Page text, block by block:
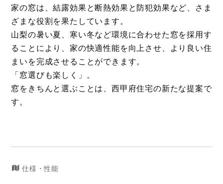
家の窓は、結露効果と断熱効果と防犯効果など、さま
ざまな役割を果たしています。
山梨の暑い夏、寒い冬など環境に合わせた窓を採用す
ることにより、家の快適性能を向上させ、より良い住
まいを完成させることができます。
「窓選びも楽しく」。
窓をきちんと選ぶことは、西甲府住宅の新たな提案で
す。
仕様・性能